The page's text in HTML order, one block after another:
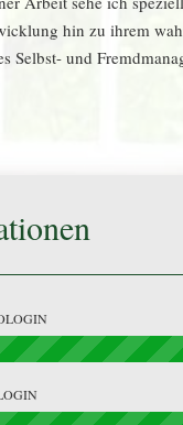
hin zu ihrem
Selbst- und